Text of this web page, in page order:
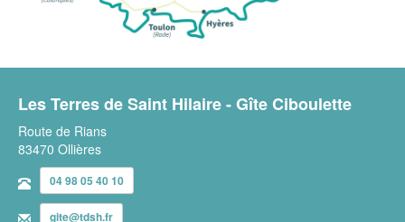
Les Terres de Saint Hilaire - Gîte Ciboulette
Route de Rians
83470 Ollières
04 98 05 40 10
gite@tdsh.fr